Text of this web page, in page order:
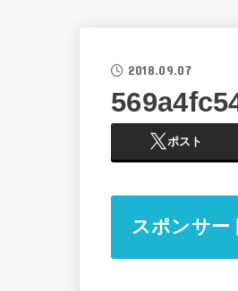
2018.09.07
ポスト
スポンサー